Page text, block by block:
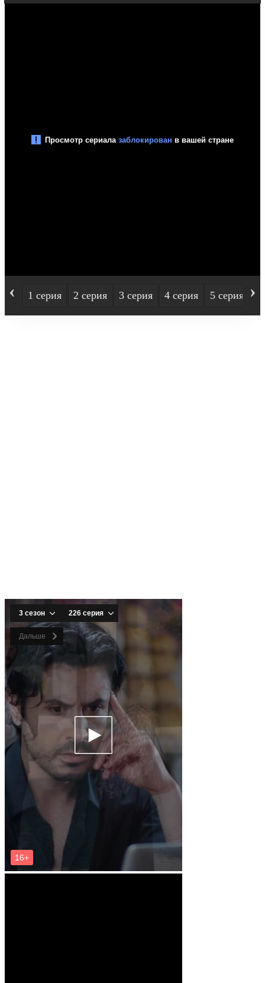
‹ 1 серия 2 серия 3 серия 4 серия 5 серия ›